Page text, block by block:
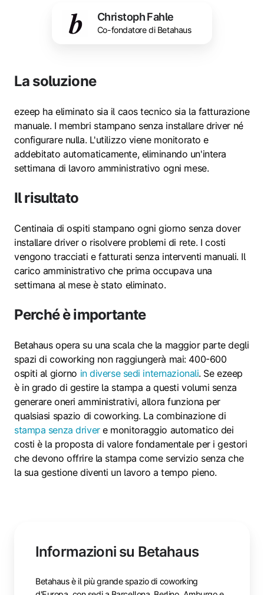
Christoph Fahle
Co-fondatore di Betahaus
La soluzione
ezeep ha eliminato sia il caos tecnico sia la fatturazione
manuale. I membri stampano senza installare driver né
configurare nulla. L'utilizzo viene monitorato e
addebitato automaticamente, eliminando un'intera
settimana di lavoro amministrativo ogni mese.
Il risultato
Centinaia di ospiti stampano ogni giorno senza dover
installare driver o risolvere problemi di rete. I costi
vengono tracciati e fatturati senza interventi manuali. Il
carico amministrativo che prima occupava una
settimana al mese è stato eliminato.
Perché è importante
Betahaus opera su una scala che la maggior parte degli
spazi di coworking non raggiungerà mai: 400-600
ospiti al giorno in diverse sedi internazionali. Se ezeep
è in grado di gestire la stampa a questi volumi senza
generare oneri amministrativi, allora funziona per
qualsiasi spazio di coworking. La combinazione di
stampa senza drivere monitoraggio automatico dei
costi è la proposta di valore fondamentale per i gestori
che devono offrire la stampa come servizio senza che
la sua gestione diventi un lavoro a tempo pieno.
Informazioni su Betahaus
Betahaus è il più grande spazio di coworking